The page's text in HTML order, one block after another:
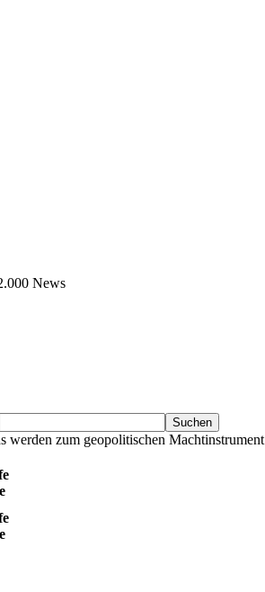
News
werden zum geopolitischen Machtinstrument